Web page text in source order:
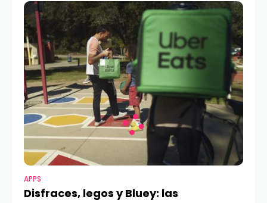
APPS
Disfraces, legos y Bluey: las